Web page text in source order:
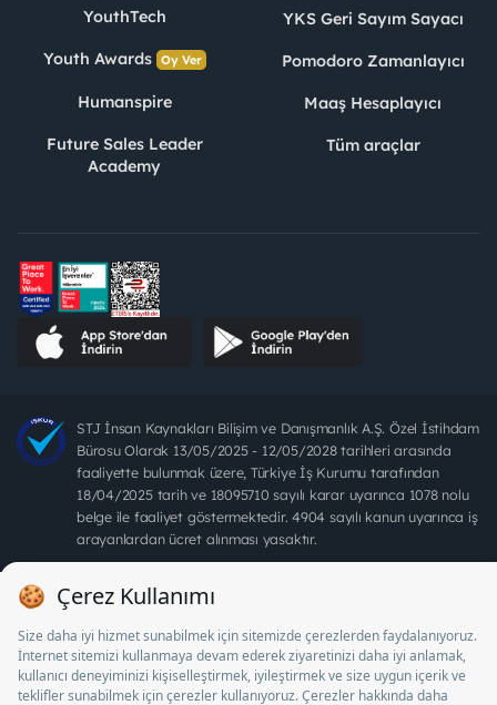
YouthTech
Youth Awards Oy Ver
Humanspire
Future Sales Leader
Academy
YKS Geri Sayım Sayacı
Pomodoro Zamanlayıcı
Maaş Hesaplayıcı
Tüm araçlar
STJ İnsan Kaynakları Bilişim ve Danışmanlık A.Ş. Özel İstihdam
Bürosu Olarak 13/05/2025 - 12/05/2028 tarihleri arasında
faaliyette bulunmak üzere, Türkiye İş Kurumu tarafından
18/04/2025 tarih ve 18095710 sayılı karar uyarınca 1078 nolu
belge ile faaliyet göstermektedir. 4904 sayılı kanun uyarınca iş
arayanlardan ücret alınması yasaktır.